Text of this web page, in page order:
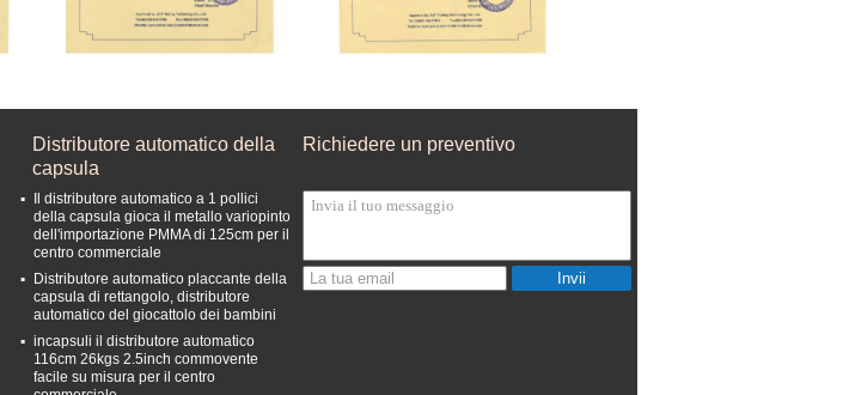
Distributore automatico della
capsula
Il distributore automatico a 1 pollici
della capsula gioca il metallo variopinto
dell'importazione PMMA di 125cm per il
centro commerciale
Distributore automatico placcante della
capsula di rettangolo, distributore
automatico del giocattolo dei bambini
incapsuli il distributore automatico
116cm 26kgs 2.5inch commovente
facile su misura per il centro
Richiedere un preventivo
Invii